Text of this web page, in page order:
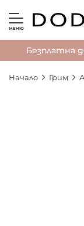
МЕНЮ
Безплатна
Начало Грим